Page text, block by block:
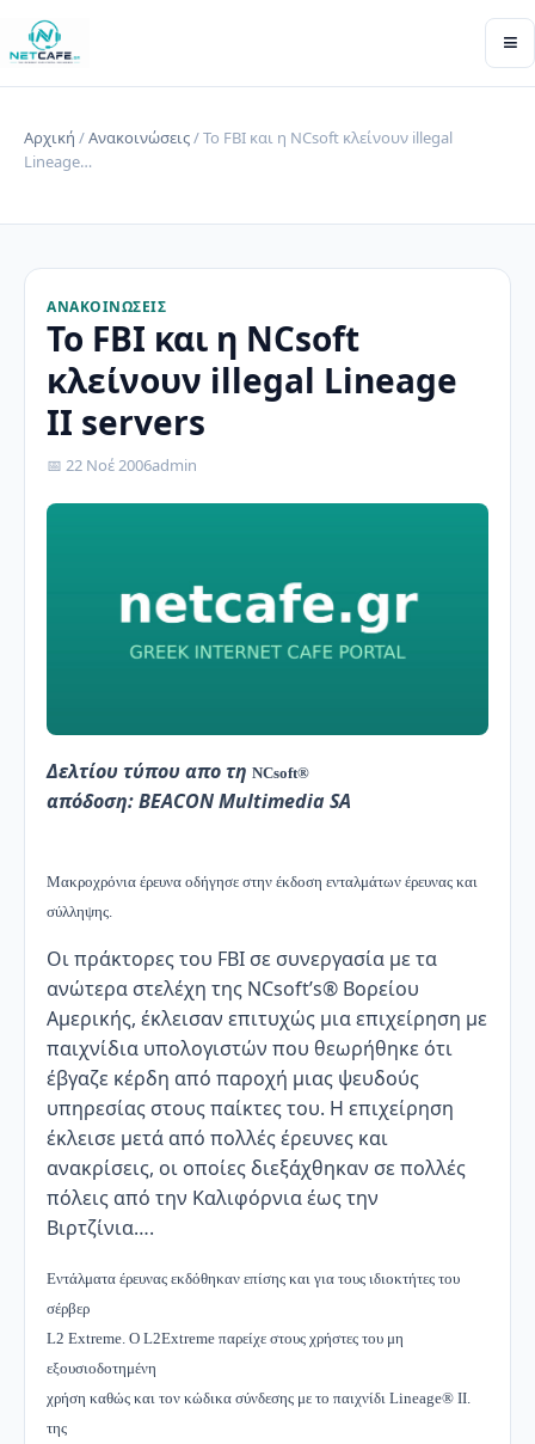
≡
Αρχική /Ανακοινώσεις/ To FBI και η NCsoft κλείνουν illegal
Lineage…
ΑΝΑΚΟΙΝΏΣΕΙΣ
To FBI και η NCsoft
κλείνουν illegal Lineage
II servers
📅 22 Νοέ 2006admin
Δελτίου τύπου απο τη NCsoft®
απόδοση: BEACON Multimedia SA
Μακροχρόνια έρευνα οδήγησε στην έκδοση ενταλμάτων έρευνας και
σύλληψης.
Οι πράκτορες του FBI σε συνεργασία με τα
ανώτερα στελέχη της NCsoft’s® Βορείου
Αμερικής, έκλεισαν επιτυχώς μια επιχείρηση με
παιχνίδια υπολογιστών που θεωρήθηκε ότι
έβγαζε κέρδη από παροχή μιας ψευδούς
υπηρεσίας στους παίκτες του. Η επιχείρηση
έκλεισε μετά από πολλές έρευνες και
ανακρίσεις, οι οποίες διεξάχθηκαν σε πολλές
πόλεις από την Καλιφόρνια έως την
Βιρτζίνια….
Εντάλματα έρευνας εκδόθηκαν επίσης και για τους ιδιοκτήτες του
σέρβερ
L2 Extreme. Ο L2Extreme παρείχε στους χρήστες του μη
εξουσιοδοτημένη
χρήση καθώς και τον κώδικα σύνδεσης με το παιχνίδι Lineage® ΙΙ.
της